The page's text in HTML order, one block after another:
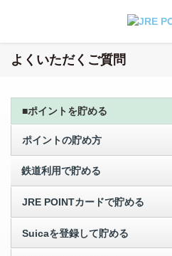
よくいただくご質問
■ポイントを貯める
ポイントの貯め方
鉄道利用で貯める
JRE POINTカードで貯める
Suicaを登録して貯める